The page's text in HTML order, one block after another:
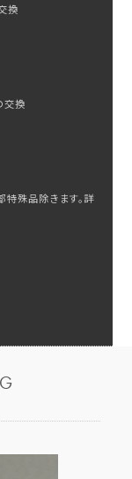
換
交換
特殊品除きます。詳